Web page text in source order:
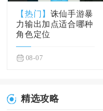
【热门】 诛仙手游暴
力输出加点适合哪种
角色定位
08-07
精选攻略